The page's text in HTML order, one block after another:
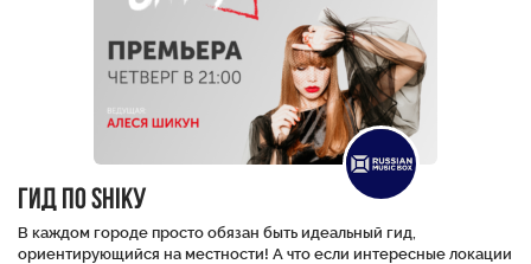
Гид по SHiKу
В каждом городе просто обязан быть идеальный гид,
ориентирующийся на местности! А что если интересные локации